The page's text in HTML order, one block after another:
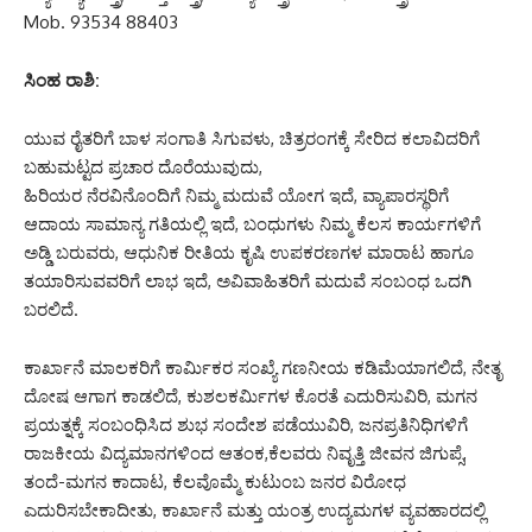
Mob. 93534 88403
ಸಿಂಹ ರಾಶಿ:
ಯುವ ರೈತರಿಗೆ ಬಾಳ ಸಂಗಾತಿ ಸಿಗುವಳು, ಚಿತ್ರರಂಗಕ್ಕೆ ಸೇರಿದ ಕಲಾವಿದರಿಗೆ
ಬಹುಮಟ್ಟದ ಪ್ರಚಾರ ದೊರೆಯುವುದು,
ಹಿರಿಯರ ನೆರವಿನೊಂದಿಗೆ ನಿಮ್ಮ ಮದುವೆ ಯೋಗ ಇದೆ, ವ್ಯಾಪಾರಸ್ಥರಿಗೆ
ಆದಾಯ ಸಾಮಾನ್ಯ ಗತಿಯಲ್ಲಿ ಇದೆ, ಬಂಧುಗಳು ನಿಮ್ಮ ಕೆಲಸ ಕಾರ್ಯಗಳಿಗೆ
ಅಡ್ಡಿ ಬರುವರು, ಆಧುನಿಕ ರೀತಿಯ ಕೃಷಿ ಉಪಕರಣಗಳ ಮಾರಾಟ ಹಾಗೂ
ತಯಾರಿಸುವವರಿಗೆ ಲಾಭ ಇದೆ, ಅವಿವಾಹಿತರಿಗೆ ಮದುವೆ ಸಂಬಂಧ ಒದಗಿ
ಬರಲಿದೆ.
ಕಾರ್ಖಾನೆ ಮಾಲಕರಿಗೆ ಕಾರ್ಮಿಕರ ಸಂಖ್ಯೆ ಗಣನೀಯ ಕಡಿಮೆಯಾಗಲಿದೆ, ನೇತೃ
ದೋಷ ಆಗಾಗ ಕಾಡಲಿದೆ, ಕುಶಲಕರ್ಮಿಗಳ ಕೊರತೆ ಎದುರಿಸುವಿರಿ, ಮಗನ
ಪ್ರಯತ್ನಕ್ಕೆ ಸಂಬಂಧಿಸಿದ ಶುಭ ಸಂದೇಶ ಪಡೆಯುವಿರಿ, ಜನಪ್ರತಿನಿಧಿಗಳಿಗೆ
ರಾಜಕೀಯ ವಿದ್ಯಮಾನಗಳಿಂದ ಆತಂಕ,ಕೆಲವರು ನಿವೃತ್ತಿ ಜೀವನ ಜಿಗುಪ್ಸೆ,
ತಂದೆ-ಮಗನ ಕಾದಾಟ, ಕೆಲವೊಮ್ಮೆ ಕುಟುಂಬ ಜನರ ವಿರೋಧ
ಎದುರಿಸಬೇಕಾದೀತು, ಕಾರ್ಖಾನೆ ಮತ್ತು ಯಂತ್ರ ಉದ್ಯಮಗಳ ವ್ಯವಹಾರದಲ್ಲಿ